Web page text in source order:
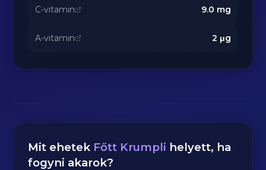
C-vitamin 9.0 mg
A-vitamin 2 μg
Mit ehetek Főtt Krumpli helyett, ha
fogyni akarok?